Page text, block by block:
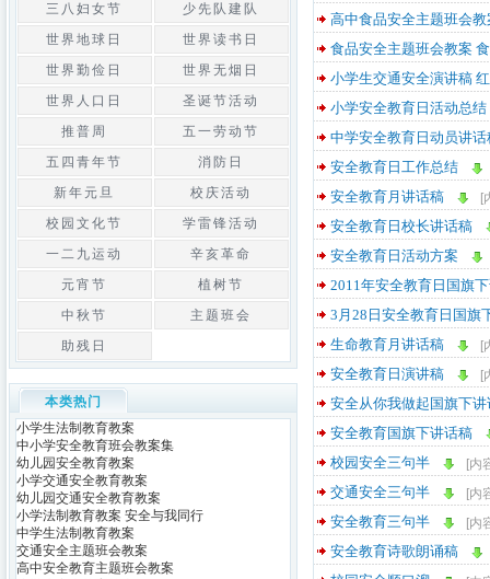
高中食品安全主题班会教
食品安全主题班会教案
小学生交通安全演讲稿
小学安全教育日活动总结
中学安全教育日动员讲话
安全教育日工作总结
安全教育月讲话稿
[
安全教育日校长讲话稿
安全教育日活动方案
2011年安全教育日国旗
3月28日安全教育日国旗
生命教育月讲话稿
[
安全教育日演讲稿 [
安全从你我做起国旗下讲
安全教育国旗下讲话稿
校园安全三句半
[内
交通安全三句半 [内
安全教育三句半 [内
安全教育诗歌朗诵稿
三八妇女节
少先队建队
世界地球日
世界读书日
世界勤俭日
世界无烟日
世界人口日
圣诞节活动
推普周
五一劳动节
五四青年节
消防日
新年元旦
校庆活动
校园文化节
学雷锋活动
一二九运动
辛亥革命
元宵节
植树节
中秋节
主题班会
助残日
本类热门
小学生法制教育教案
中小学安全教育班会教案集
幼儿园安全教育教案
小学交通安全教育教案
幼儿园交通安全教育教案
小学法制教育教案 安全与我同行
中学生法制教育教案
交通安全主题班会教案
高中安全教育主题班会教案